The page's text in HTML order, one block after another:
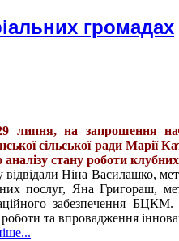
громадах
липня, на запрошення
сільської ради Марії
стану роботи
відвідалиНіна Василашко,
послуг, Яна Григораш,
забезпечення БЦКМ.
роботи та впровадження